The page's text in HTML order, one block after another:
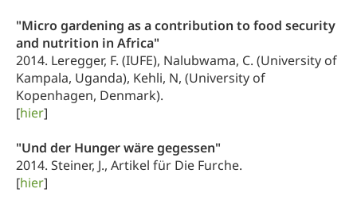
"Micro gardening as a contribution to food security
and nutrition in Africa"
2014. Leregger, F. (IUFE), Nalubwama, C. (University of
Kampala, Uganda), Kehli, N, (University of
Kopenhagen, Denmark).
[hier]
"Und der Hunger wäre gegessen"
2014. Steiner, J., Artikel für Die Furche.
[hier]